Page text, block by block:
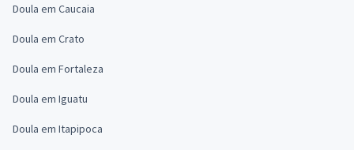
Doula em Caucaia
Doula em Crato
Doula em Fortaleza
Doula em Iguatu
Doula em Itapipoca